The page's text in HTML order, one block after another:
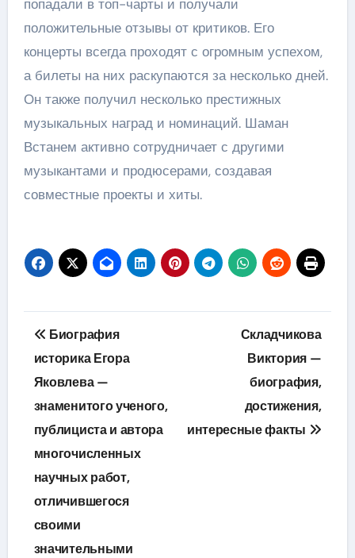
попадали в топ-чарты и получали
положительные отзывы от критиков. Его
концерты всегда проходят с огромным успехом,
а билеты на них раскупаются за несколько дней.
Он также получил несколько престижных
музыкальных наград и номинаций. Шаман
Встанем активно сотрудничает с другими
музыкантами и продюсерами, создавая
совместные проекты и хиты.
Навигация
по
записям
Биография
историка Егора
Яковлева —
знаменитого ученого,
публициста и автора
многочисленных
научных работ,
отличившегося
своими
значительными
Складчикова
Виктория —
биография,
достижения,
интересные факты